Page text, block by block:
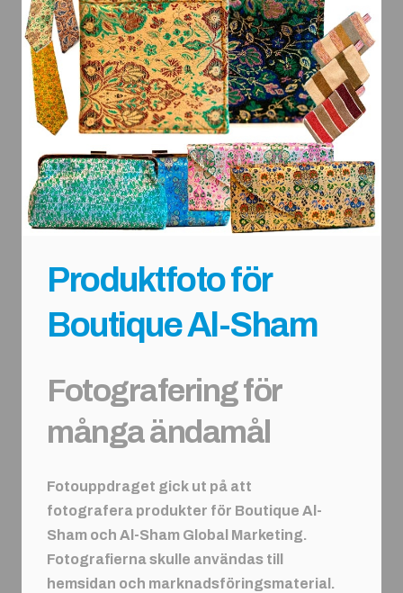
Produktfoto för
Boutique Al-Sham
Fotografering för
många ändamål
Fotouppdraget gick ut på att
fotografera produkter för Boutique Al-
Sham och Al-Sham Global Marketing.
Fotografierna skulle användas till
hemsidan och marknadsföringsmaterial.